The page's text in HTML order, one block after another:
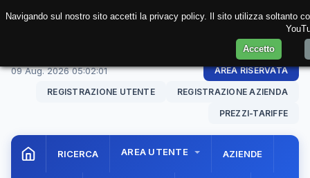
09 Aug. 202605:02:01 AREA RISERVATA
REGISTRAZIONE UTENTE REGISTRAZIONE AZIENDA
PREZZI-TARIFFE
RICERCA AREA UTENTE AZIENDE
Navigando sul nostro sito accetti la privacy policy. Il sito utilizza soltanto
Accetto